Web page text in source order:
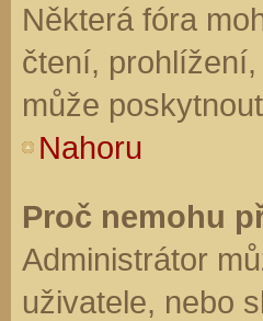
Některá fóra
čtení,
může
Nahoru
Proč nemohu
Administrátor
uživatele, nebo